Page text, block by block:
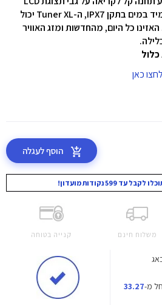
גדולה ומתגלגלת. מדורג כעמיד במים בתקן IPX7, ה-Tuner XL יכול
כל היום, מהחדשות ומזג האוויר
כאן
הוסף לעגלה
599 נקודות מועדון!
משלוח חינם קנייה בטוחה
מ-33.27